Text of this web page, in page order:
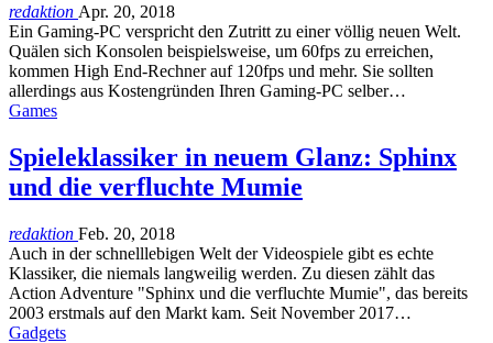
redaktion Apr. 20, 2018
Ein Gaming-PC verspricht den Zutritt zu einer völlig neuen Welt.
Quälen sich Konsolen beispielsweise, um 60fps zu erreichen,
kommen High End-Rechner auf 120fps und mehr. Sie sollten
allerdings aus Kostengründen Ihren Gaming-PC selber…
Games
Spieleklassiker in neuem Glanz: Sphinx
und die verfluchte Mumie
redaktion Feb. 20, 2018
Auch in der schnelllebigen Welt der Videospiele gibt es echte
Klassiker, die niemals langweilig werden. Zu diesen zählt das
Action Adventure "Sphinx und die verfluchte Mumie", das bereits
2003 erstmals auf den Markt kam. Seit November 2017…
Gadgets